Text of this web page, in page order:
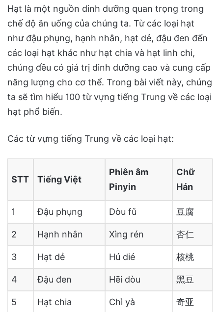
Hạt là một nguồn dinh dưỡng quan trọng trong
chế độ ăn uống của chúng ta. Từ các loại hạt
như đậu phụng, hạnh nhân, hạt dẻ, đậu đen đến
các loại hạt khác như hạt chia và hạt linh chi,
chúng đều có giá trị dinh dưỡng cao và cung cấp
năng lượng cho cơ thể. Trong bài viết này, chúng
ta sẽ tìm hiểu 100 từ vựng tiếng Trung về các loại
hạt phổ biến.
Các từ vựng tiếng Trung về các loại hạt:
STT Tiếng Việt
Phiên âm
Pinyin
Chữ
Hán
1 Đậu phụng Dòu fǔ 豆腐
2 Hạnh nhân Xìng rén 杏仁
3 Hạt dẻ Hú dié 核桃
4 Đậu đen Hēi dòu 黑豆
5 Hạt chia Chì yà 奇亚